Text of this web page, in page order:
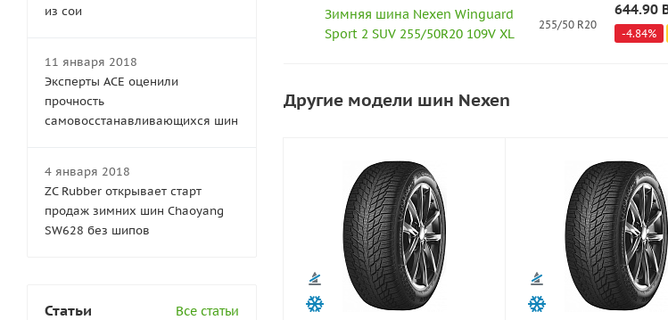
Зимняя шина Nexen Winguard
Sport 2 SUV 255/50R20 109V XL
255/50 R20
644.90
-4.84%
Другие модели шин Nexen
из сои
11 января 2018
Эксперты АСЕ оценили
прочность
самовосстанавливающихся шин
4 января 2018
ZC Rubber открывает старт
продаж зимних шин Chaoyang
SW628 без шипов
Статьи Все статьи